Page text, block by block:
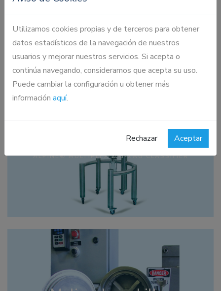
Utilizamos cookies propias y de terceros para obtener
datos estadísticos de la navegación de nuestros
usuarios y mejorar nuestros servicios. Si acepta o
continúa navegando, consideramos que acepta su uso.
Puede cambiar la configuración u obtener más
información aquí.
Rechazar Aceptar
Clasificador Zig-zag
ALPINE® MULTIPLEX ZIG-ZAG CLASSIFIER